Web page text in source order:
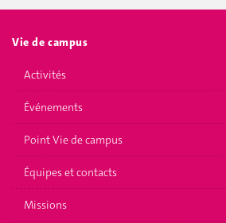
Vie de campus
Activités
Événements
Point Vie de campus
Équipes et contacts
Missions